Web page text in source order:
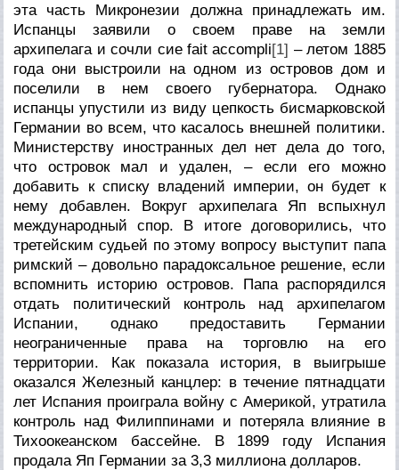
эта часть Микронезии должна принадлежать им.
Испанцы заявили о своем праве на земли
архипелага и сочли сие fait accompli[1] – летом 1885
года они выстроили на одном из островов дом и
поселили в нем своего губернатора. Однако
испанцы упустили из виду цепкость бисмарковской
Германии во всем, что касалось внешней политики.
Министерству иностранных дел нет дела до того,
что островок мал и удален, – если его можно
добавить к списку владений империи, он будет к
нему добавлен. Вокруг архипелага Яп вспыхнул
международный спор. В итоге договорились, что
третейским судьей по этому вопросу выступит папа
римский – довольно парадоксальное решение, если
вспомнить историю островов. Папа распорядился
отдать политический контроль над архипелагом
Испании, однако предоставить Германии
неограниченные права на торговлю на его
территории. Как показала история, в выигрыше
оказался Железный канцлер: в течение пятнадцати
лет Испания проиграла войну с Америкой, утратила
контроль над Филиппинами и потеряла влияние в
Тихоокеанском бассейне. В 1899 году Испания
продала Яп Германии за 3,3 миллиона долларов.